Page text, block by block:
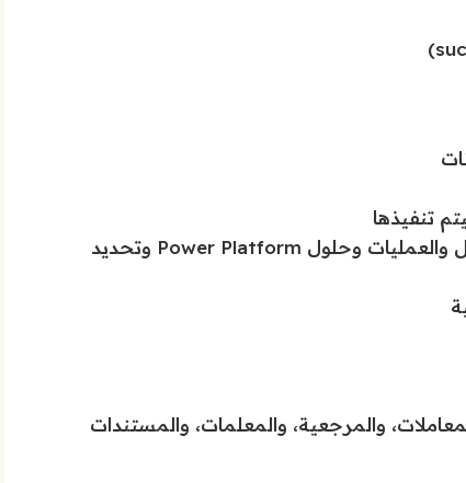
تحديد استراتيجية التراجع (roll-back) لتطبيقات التمويل والعمليات وحلول Power Platform وتحديد
والمرجعية، والمعلمات، والمستندات